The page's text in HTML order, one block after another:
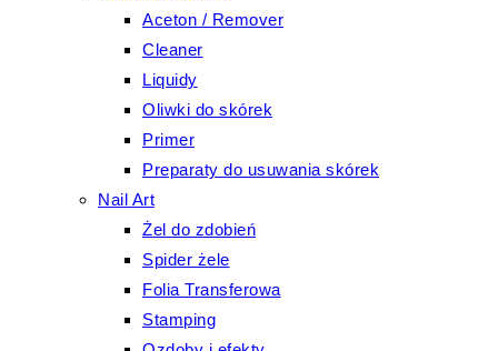
Aceton / Remover
Cleaner
Liquidy
Oliwki do skórek
Primer
Preparaty do usuwania skórek
Nail Art
Żel do zdobień
Spider żele
Folia Transferowa
Stamping